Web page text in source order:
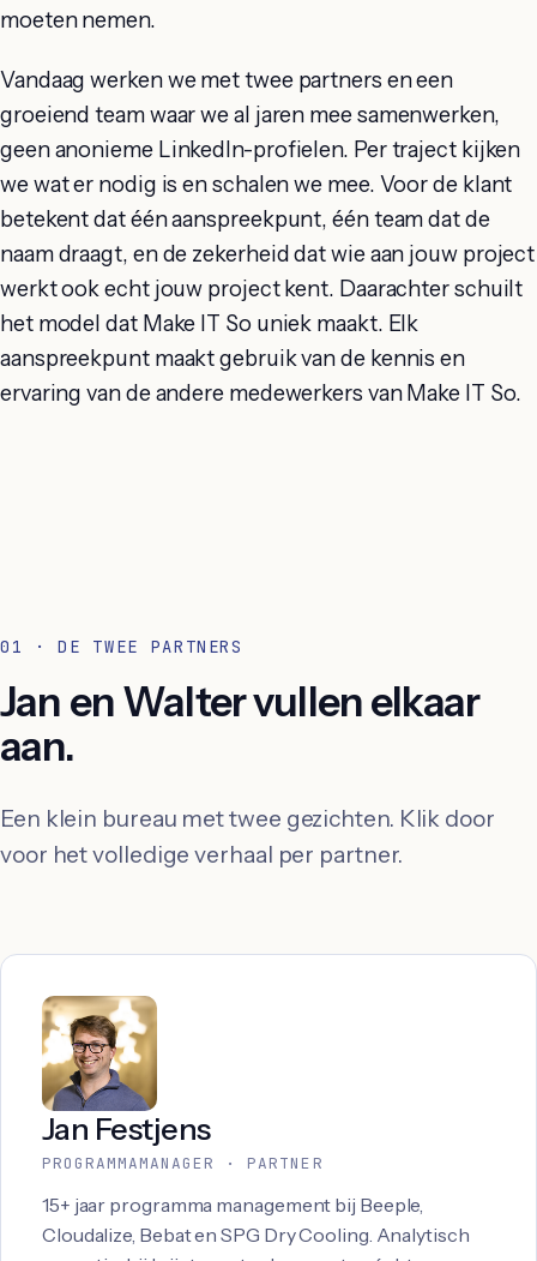
moeten nemen.
Vandaag werken we met twee partners en een
groeiend team waar we al jaren mee samenwerken,
geen anonieme LinkedIn-profielen. Per traject kijken
we wat er nodig is en schalen we mee. Voor de klant
betekent dat één aanspreekpunt, één team dat de
naam draagt, en de zekerheid dat wie aan jouw project
werkt ook echt jouw project kent. Daarachter schuilt
het model dat Make IT So uniek maakt. Elk
aanspreekpunt maakt gebruik van de kennis en
ervaring van de andere medewerkers van Make IT So.
01 · DE TWEE PARTNERS
Jan en Walter vullen elkaar
aan.
Een klein bureau met twee gezichten. Klik door
voor het volledige verhaal per partner.
Jan Festjens
PROGRAMMAMANAGER · PARTNER
15+ jaar programma management bij Beeple,
Cloudalize, Bebat en SPG Dry Cooling. Analytisch